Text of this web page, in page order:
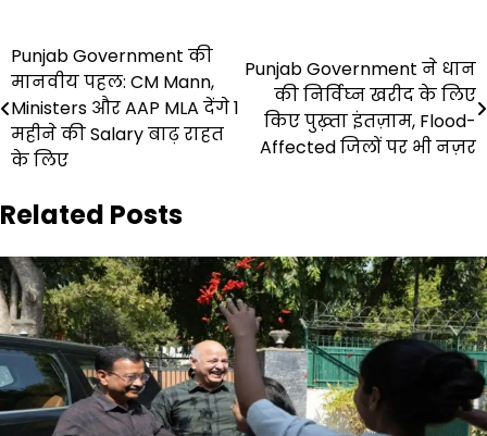
Post
navigation
Punjab Government की
मानवीय पहल: CM Mann,
Ministers और AAP MLA देंगे 1
महीने की Salary बाढ़ राहत
के लिए
Punjab Government ने धान
की निर्विघ्न खरीद के लिए
किए पुख़्ता इंतज़ाम, Flood-
Affected जिलों पर भी नज़र
Related Posts